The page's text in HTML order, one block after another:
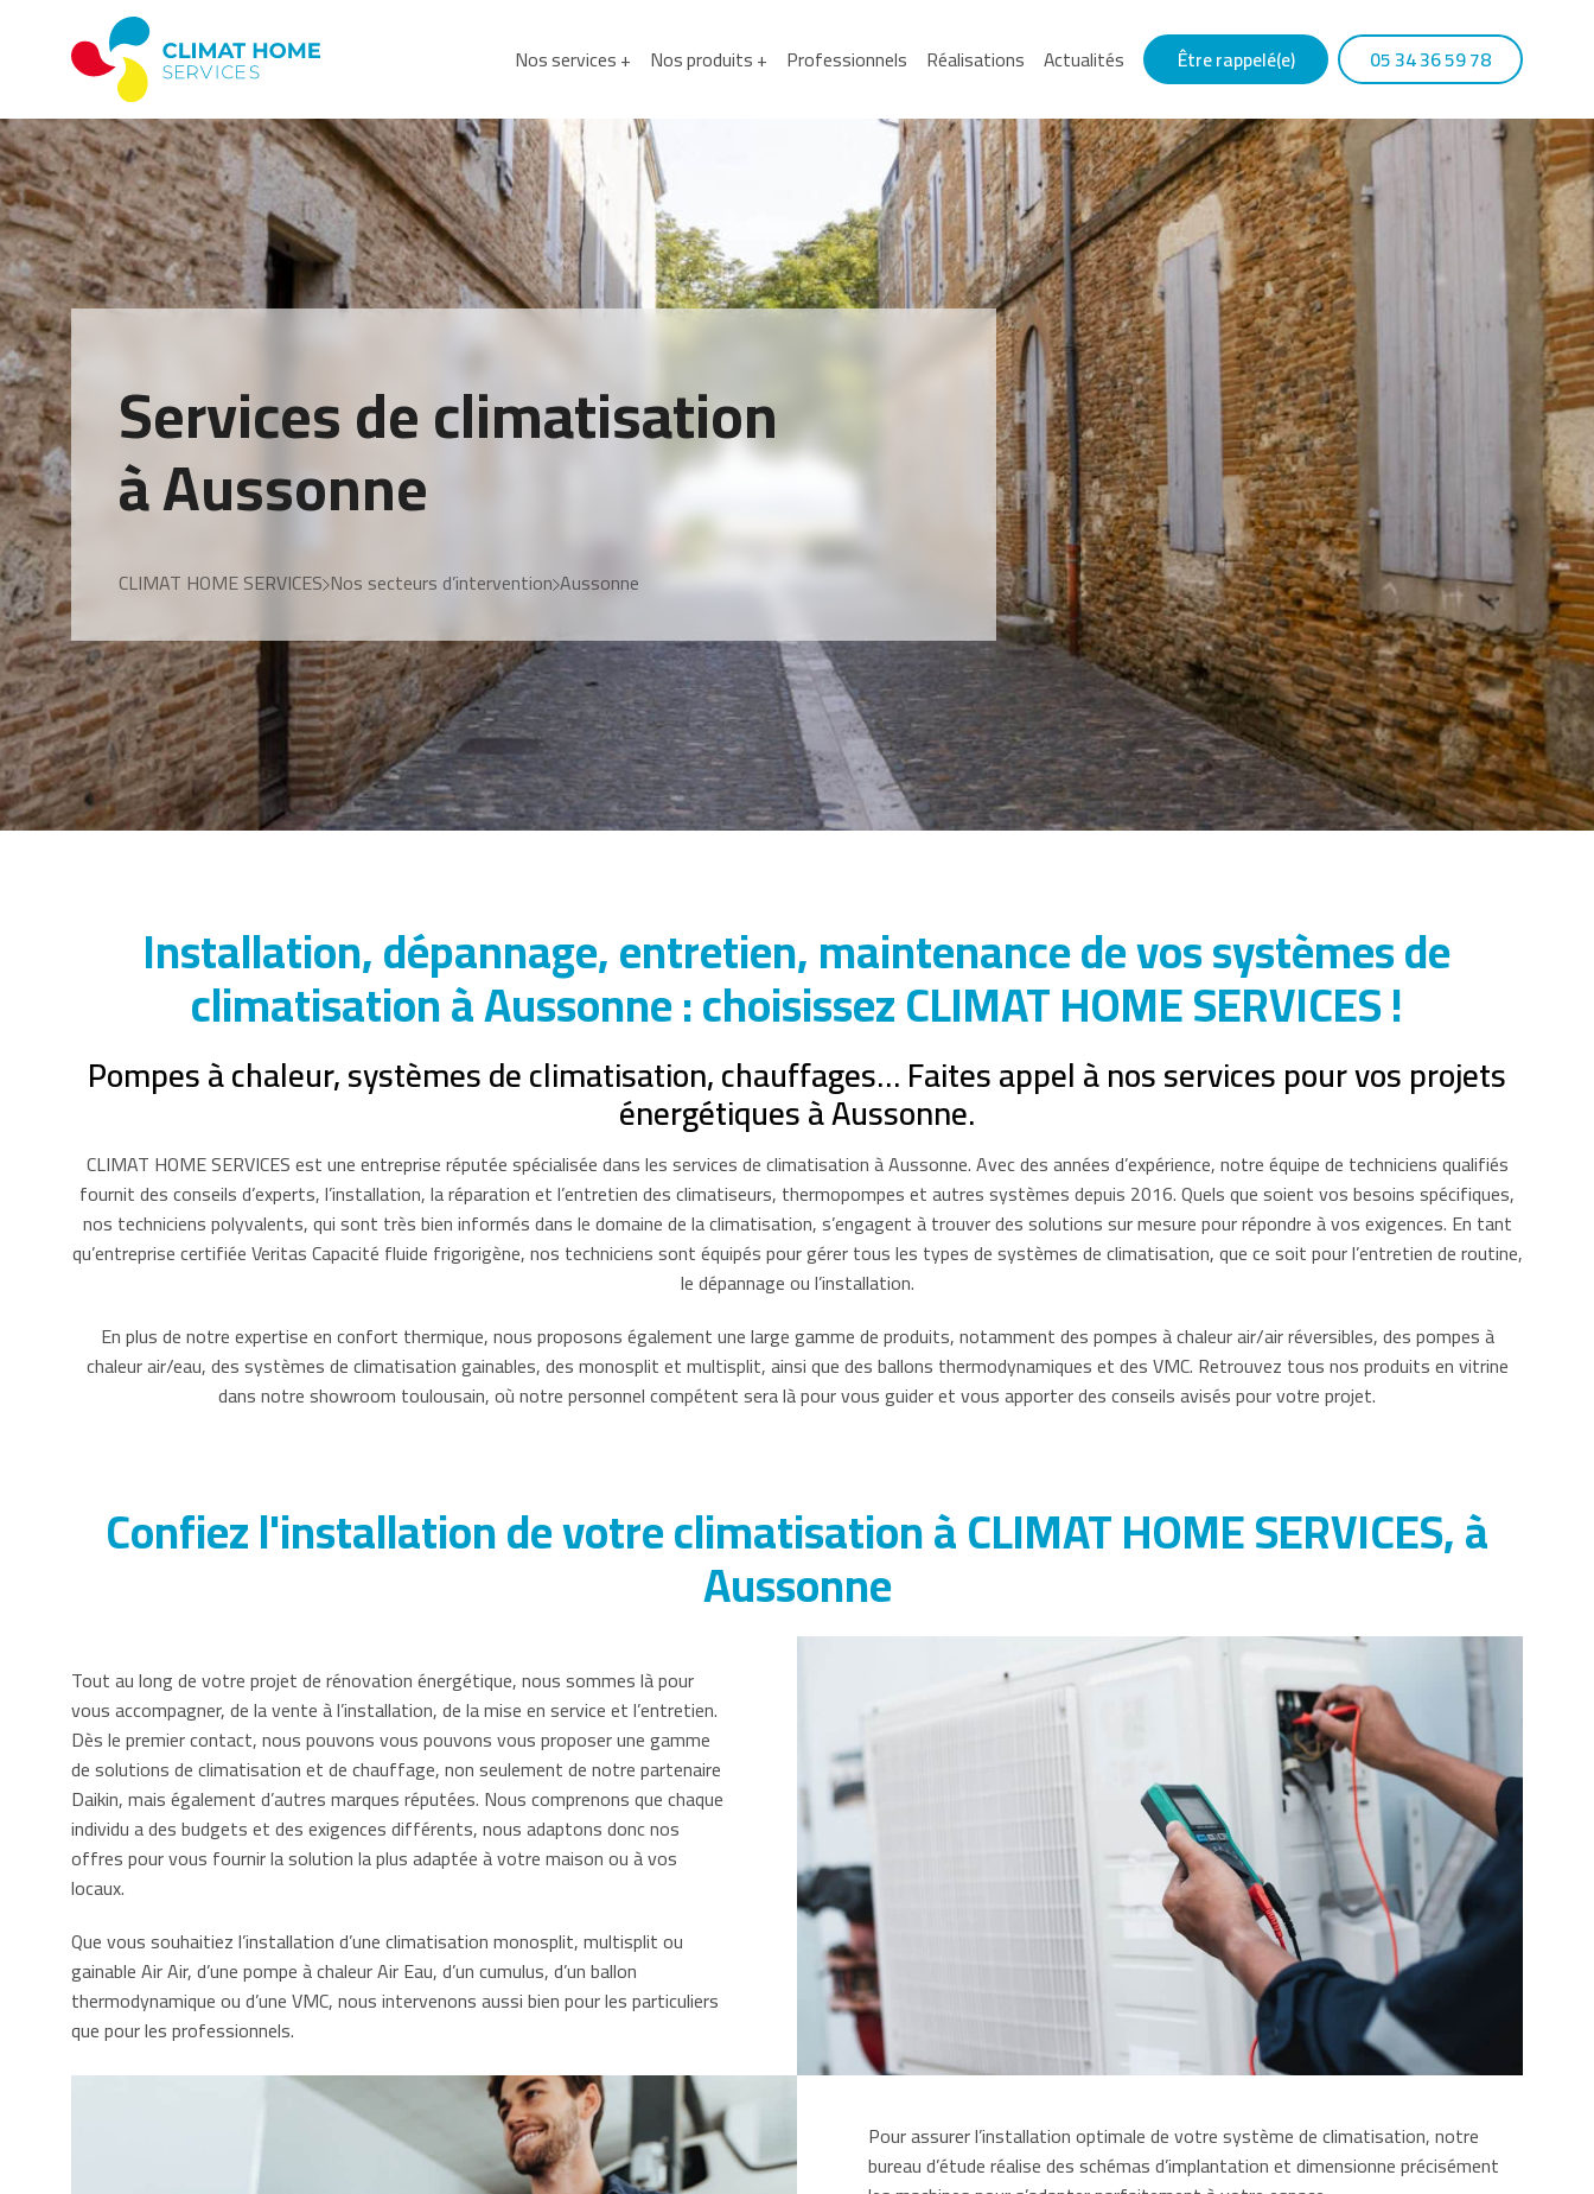
Nos services + Nos produits + Professionnels Réalisations Actualités Être rappelé(e) 05 34 36 59 78
Services de climatisation
à Aussonne
CLIMAT HOME SERVICES Nos secteurs d’intervention Aussonne
Installation, dépannage, entretien, maintenance de vos systèmes de
climatisation à Aussonne : choisissez CLIMAT HOME SERVICES !
Pompes à chaleur, systèmes de climatisation, chauffages… Faites appel à nos services pour vos projets
énergétiques à Aussonne.
CLIMAT HOME SERVICES est une entreprise réputée spécialisée dans les services de climatisation à Aussonne. Avec des années d’expérience, notre équipe de techniciens qualifiés
fournit des conseils d’experts, l’installation, la réparation et l’entretien des climatiseurs, thermopompes et autres systèmes depuis 2016. Quels que soient vos besoins spécifiques,
nos techniciens polyvalents, qui sont très bien informés dans le domaine de la climatisation, s’engagent à trouver des solutions sur mesure pour répondre à vos exigences. En tant
qu’entreprise certifiée Veritas Capacité fluide frigorigène, nos techniciens sont équipés pour gérer tous les types de systèmes de climatisation, que ce soit pour l’entretien de routine,
le dépannage ou l’installation.
En plus de notre expertise en confort thermique, nous proposons également une large gamme de produits, notamment des pompes à chaleur air/air réversibles, des pompes à
chaleur air/eau, des systèmes de climatisation gainables, des monosplit et multisplit, ainsi que des ballons thermodynamiques et des VMC. Retrouvez tous nos produits en vitrine
dans notre showroom toulousain, où notre personnel compétent sera là pour vous guider et vous apporter des conseils avisés pour votre projet.
Confiez l'installation de votre climatisation à CLIMAT HOME SERVICES, à
Aussonne
Tout au long de votre projet de rénovation énergétique, nous sommes là pour
vous accompagner, de la vente à l’installation, de la mise en service et l’entretien.
Dès le premier contact, nous pouvons vous pouvons vous proposer une gamme
de solutions de climatisation et de chauffage, non seulement de notre partenaire
Daikin, mais également d’autres marques réputées. Nous comprenons que chaque
individu a des budgets et des exigences différents, nous adaptons donc nos
offres pour vous fournir la solution la plus adaptée à votre maison ou à vos
locaux.
Que vous souhaitiez l’installation d’une climatisation monosplit, multisplit ou
gainable Air Air, d’une pompe à chaleur Air Eau, d’un cumulus, d’un ballon
thermodynamique ou d’une VMC, nous intervenons aussi bien pour les particuliers
que pour les professionnels.
Pour assurer l’installation optimale de votre système de climatisation, notre
bureau d’étude réalise des schémas d’implantation et dimensionne précisément